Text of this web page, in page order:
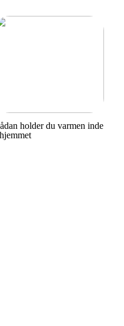
holder du varmen inde